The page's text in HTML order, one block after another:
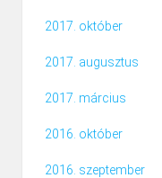
2017. október
2017. augusztus
2017. március
2016. október
2016. szeptember